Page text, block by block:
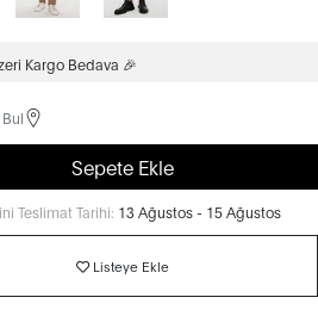
Kargo Bedava 🎉
Sepete Ekle
Teslimat Tarihi: 13 Ağustos - 15 Ağustos
Listeye Ekle